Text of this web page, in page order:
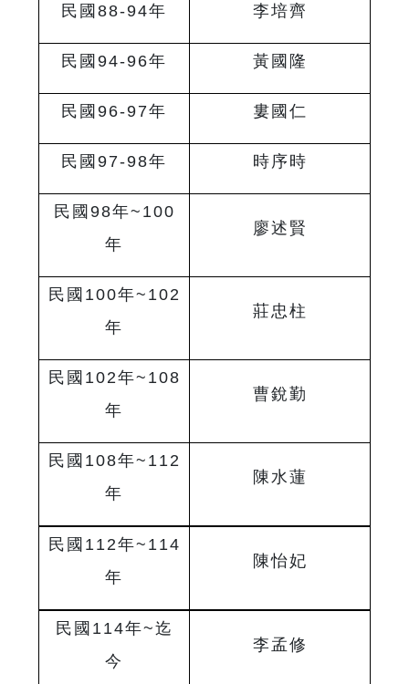
民國 88-94年 李培齊
民國 94-96年 黃國隆
民國 96-97年 婁國仁
民國 97-98年 時序時
民國 98年~100
年
廖述賢
民國 100年~102
年
莊忠柱
民國 102年~108
年
曹銳勤
民國 108年~112
年
陳水蓮
民國 112年~114
年
陳怡妃
民國 114年~迄
今
李孟修